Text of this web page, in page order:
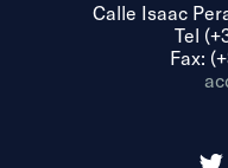
Calle Isaac
Tel
Fax: